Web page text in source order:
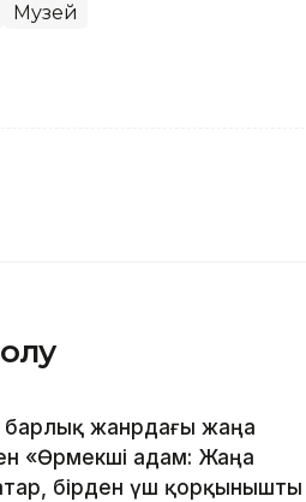
Музей
барлық жанрдағы жаңа
«Өрмекші адам: Жаңа
бірден үш қорқынышты